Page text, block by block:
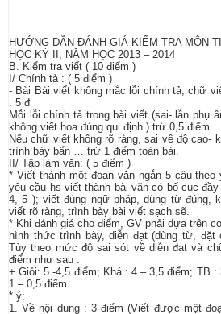
HƯỚNG DẪN ĐÁNH GIÁ KIỂM TRA MÔN
HỌC KỲ II, NĂM HỌC 2013 – 2014
B. Kiểm tra viết ( 10 điểm )
I/ Chính tả : ( 5 điểm )
- Bài Bài viết không mắc lỗi chính tả, chữ
: 5 đ
Mỗi lỗi chính tả trong bài viết (sai- lẫn phụ
không viết hoa đúng qui định ) trừ 0,5 điểm.
Nếu chữ viết không rõ ràng, sai về độ cao-
trình bày bẩn … trừ 1 điểm toàn bài.
II/ Tập làm văn: ( 5 điểm )
* Viết thành một đoạn văn ngắn 5 câu
yêu cầu hs viết thành bài văn có bố cục
4, 5 ); viết đúng ngữ pháp, dùng từ đúng,
viết rõ ràng, trình bày bài viết sạch sẽ.
* Khi đánh giá cho điểm, GV phải dựa trên
hình thức trình bày, diễn đạt (dùng từ,
Tùy theo mức độ sai sót về diễn đạt và
điểm như sau :
+ Giỏi: 5 -4,5 điểm; Khá : 4 – 3,5 điểm; TB
1 – 0,5 điểm.
* ý:
1. Về nội dung : 3 điểm (Viết được một